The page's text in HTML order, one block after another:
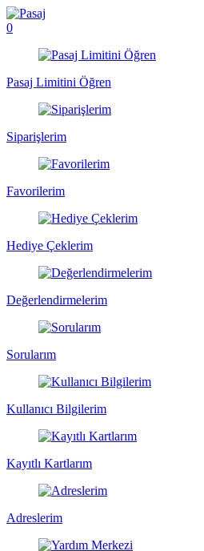
0
Pasaj Limitini Öğren
Siparişlerim
Favorilerim
Hediye Çeklerim
Değerlendirmelerim
Sorularım
Kullanıcı Bilgilerim
Kayıtlı Kartlarım
Adreslerim